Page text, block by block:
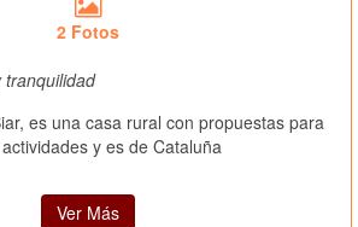
2 Fotos
tranquilidad
es una casa rural con propuestas para
y es de Cataluña
Ver Más